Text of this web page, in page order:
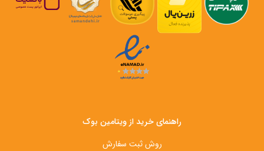
راهنمای خرید از ویتامین بوک
روش ثبت سفارش